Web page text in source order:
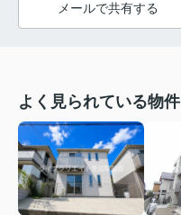
メールで共有する
よく見られている物件